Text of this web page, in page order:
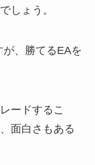
しょう。
、勝てるEAを
ードするこ
面白さもある